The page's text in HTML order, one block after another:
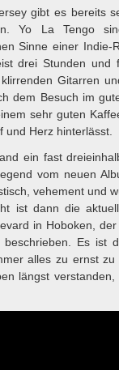
gibt es bereits
Yo La Tengo
Sinne einer Indie-
drei Stunden und
Gitarren
dem Besuch im
sehr guten
und Herz hinterlässt.
ein fast
vom neuen
vehement und
ist dann die
in Hoboken,
Es ist
alles zu ernst zu
längst